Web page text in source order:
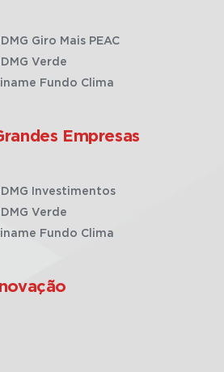
Giro Mais PEAC
Verde
Fundo Clima
Empresas
Investimentos
Verde
Fundo Clima
Inovação